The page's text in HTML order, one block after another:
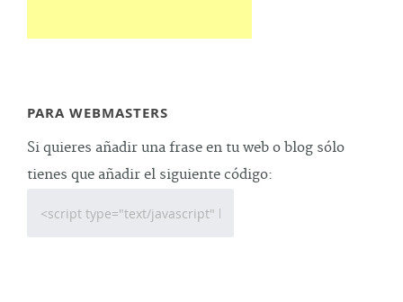
PARA WEBMASTERS
Si quieres añadir una frase en tu web o blog sólo
tienes que añadir el siguiente código: